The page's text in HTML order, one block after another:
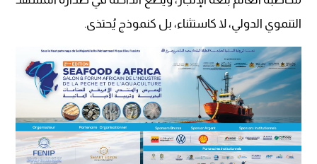
التنموي الدولي، لا كاستثناء، بل كنموذج يُحتذى.